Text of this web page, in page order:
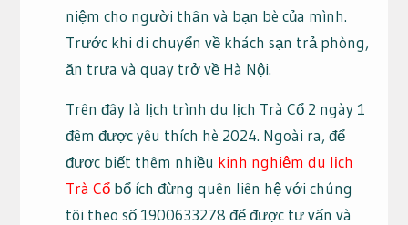
niệm cho người thân và bạn bè của mình.
Trước khi di chuyển về khách sạn trả phòng,
ăn trưa và quay trở về Hà Nội.
Trên đây là lịch trình du lịch Trà Cổ 2 ngày 1
đêm được yêu thích hè 2024. Ngoài ra, để
được biết thêm nhiều kinh nghiệm du lịch
Trà Cổbổ ích đừng quên liên hệ với chúng
tôi theo số 1900633278 để được tư vấn và